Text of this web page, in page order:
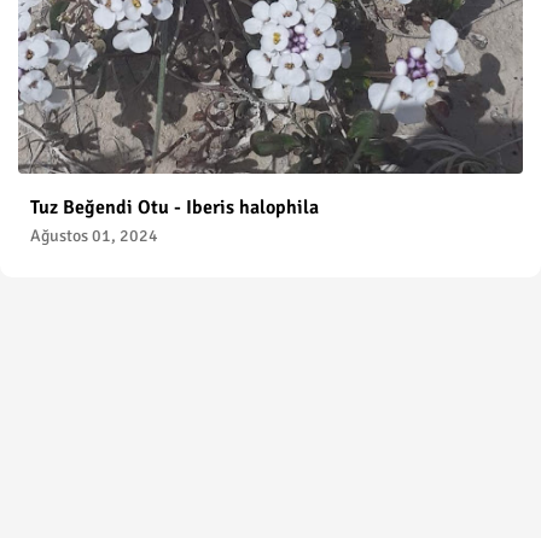
Tuz Beğendi Otu - Iberis halophila
Ağustos 01, 2024